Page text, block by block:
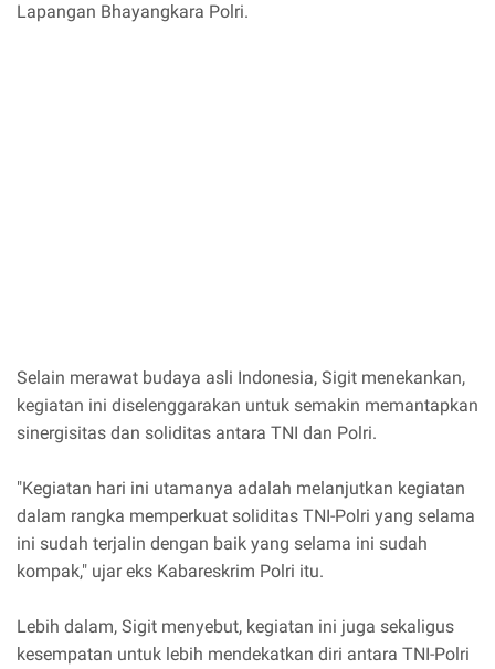
Lapangan Bhayangkara Polri.
Selain merawat budaya asli Indonesia, Sigit menekankan,
kegiatan ini diselenggarakan untuk semakin memantapkan
sinergisitas dan soliditas antara TNI dan Polri.
"Kegiatan hari ini utamanya adalah melanjutkan kegiatan
dalam rangka memperkuat soliditas TNI-Polri yang selama
ini sudah terjalin dengan baik yang selama ini sudah
kompak," ujar eks Kabareskrim Polri itu.
Lebih dalam, Sigit menyebut, kegiatan ini juga sekaligus
kesempatan untuk lebih mendekatkan diri antara TNI-Polri